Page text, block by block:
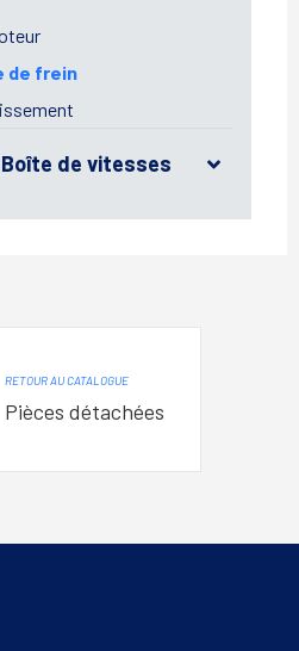
de frein
de vitesses
RETOUR AU CATALOGUE
Pièces détachées